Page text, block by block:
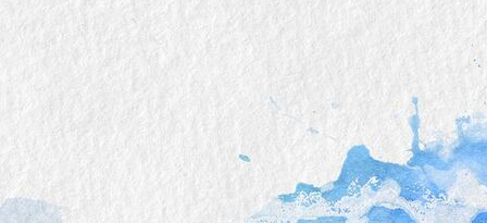
school-cone-1499049_1920